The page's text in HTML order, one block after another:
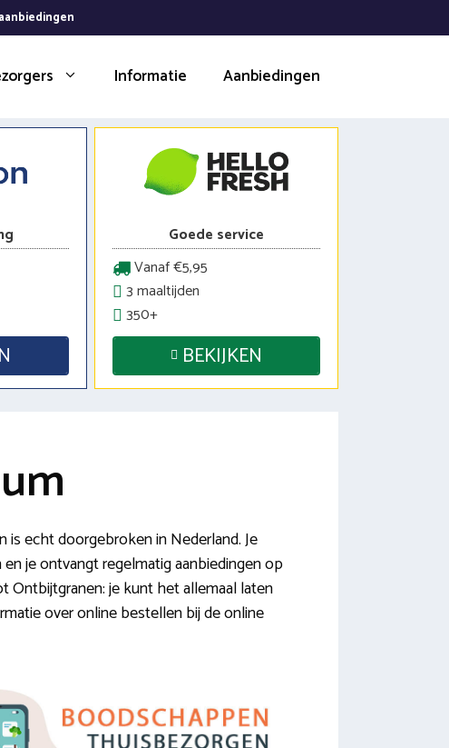
Informatie Aanbiedingen
Goede service
Vanaf €5,95
3 maaltijden
350+
BEKIJKEN
echt doorgebroken in Nederland. Je
je ontvangt regelmatig aanbiedingen op
Ontbijtgranen: je kunt het allemaal laten
over online bestellen bij de online